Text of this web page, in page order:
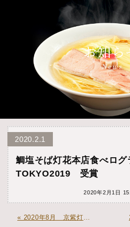
2020.2.1
鯛塩そば灯花本店食べロ
TOKYO2019 受賞
2020年2月1日
« 2020年8月 京紫灯花繚乱蒲田グランデュオ店 オープン